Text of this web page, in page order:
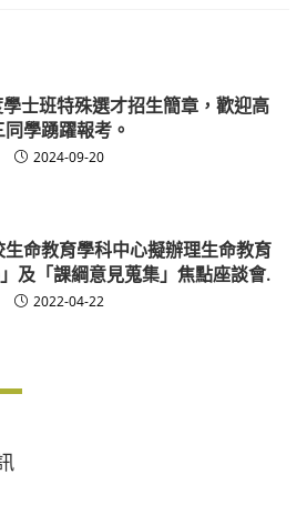
士班特殊選才招生簡章，歡迎高
同學踴躍報考。
2024-09-20
命教育學科中心擬辦理生命教育
及「課綱意見蒐集」焦點座談會.
2022-04-22